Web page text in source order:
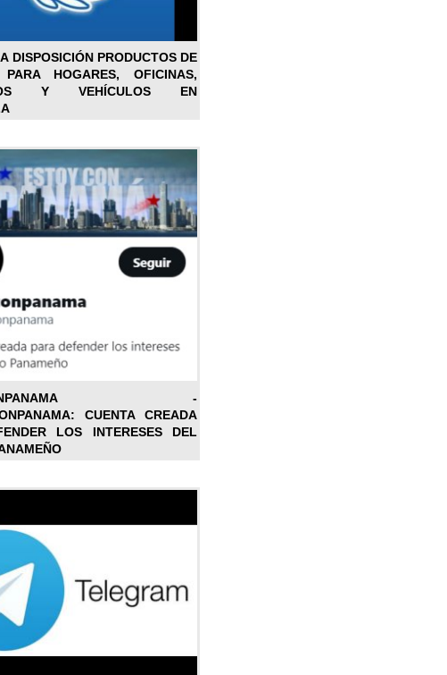
DISPOSICIÓN PRODUCTOS DE
PARA HOGARES, OFICINAS,
Y VEHÍCULOS EN
-
CUENTA CREADA
LOS INTERESES DEL